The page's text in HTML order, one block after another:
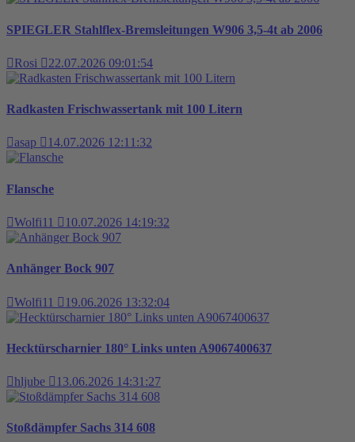
SPIEGLER Stahlflex-Bremsleitungen W906 3,5-4t ab 2006
Rosi 22.07.2026 09:01:54
Radkasten Frischwassertank mit 100 Litern
asap 14.07.2026 12:11:32
Flansche
Wolfi11 10.07.2026 14:19:32
Anhänger Bock 907
Wolfi11 19.06.2026 13:32:04
Hecktürscharnier 180° Links unten A9067400637
hljube 13.06.2026 14:31:27
Stoßdämpfer Sachs 314 608